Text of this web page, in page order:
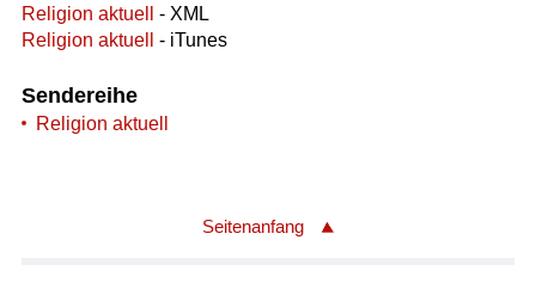
Religion aktuell
- XML
Religion aktuell
- iTunes
Sendereihe
Religion aktuell
Seitenanfang